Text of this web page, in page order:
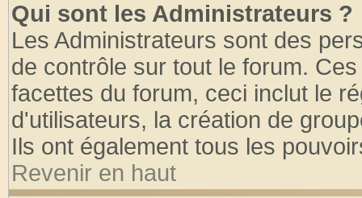
Qui sont les Administrateurs ?
Les Administrateurs sont des
de contrôle sur tout le forum.
facettes du forum, ceci inclut le
d'utilisateurs, la création de
Ils ont également tous les
Revenir en haut